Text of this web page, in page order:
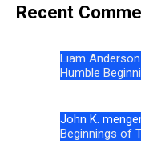
Recent
Liam Anderson
Humble
John K.
Beginnings of